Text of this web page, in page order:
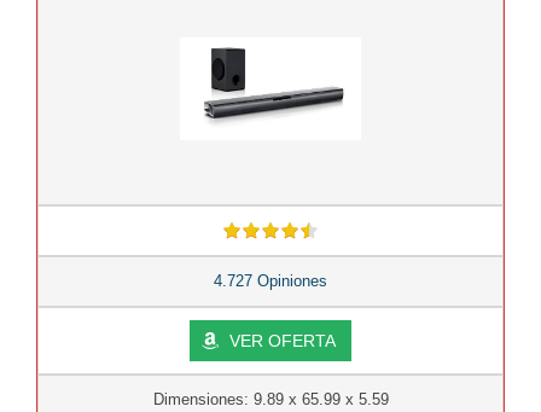
4.727 Opiniones
VER OFERTA
Dimensiones: 9.89 x 65.99 x 5.59